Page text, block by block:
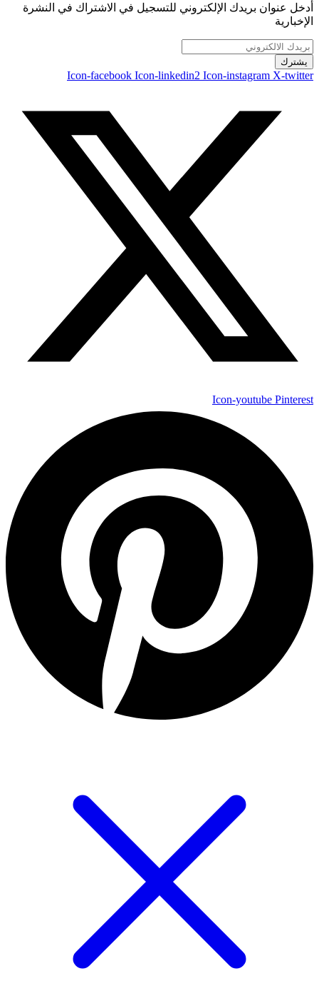
أدخل عنوان بريدك الإلكتروني للتسجيل في الاشتراك في النشرة
الإخبارية
يشترك
Icon-facebook Icon-linkedin2 Icon-instagram X-twitter
Icon-youtube Pinterest